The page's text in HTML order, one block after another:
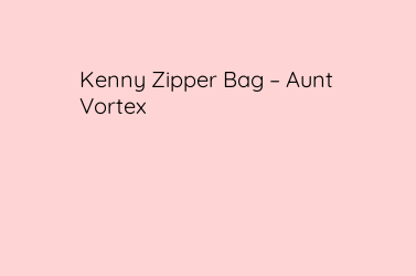
Kenny Zipper Bag – Aunt
Vortex